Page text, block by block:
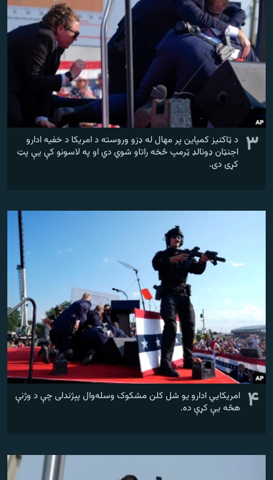
۳ د ټاکنیز کمپاین پر مهال له ډزو وروسته د امریکا د خفیه ادارو
اجنټان ډونالډ ټرمپ څخه راتاو شوي دي او په لاسونو کې یې پټ
کړی دی.
۴ امریکايي ادارو یو شل کلن مشکوک وسله‌وال پېژندلی چې د وژنې
هڅه یې کړې ده.